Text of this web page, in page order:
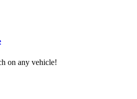
on any vehicle!